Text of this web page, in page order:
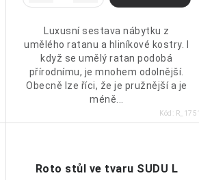
Luxusní sestava nábytku z
umělého ratanu a hliníkové kostry. I
když se umělý ratan podobá
přírodnímu, je mnohem odolnější.
Obecně lze říci, že je pružnější a je
méně...
Kód: R_1751
Roto stůl ve tvaru SUDU L